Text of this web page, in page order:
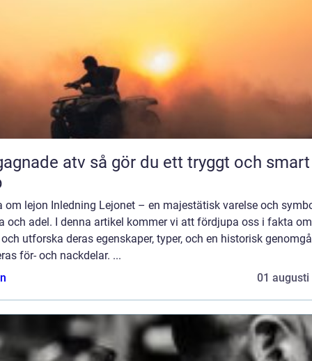
atv så gör du ett tryggt och smart
om lejon Inledning Lejonet – en majestätisk varelse och
och adel. I denna artikel kommer vi att fördjupa oss i fakta om
utforska deras egenskaper, typer, och en historisk
för- och nackdelar. ...
01 augusti